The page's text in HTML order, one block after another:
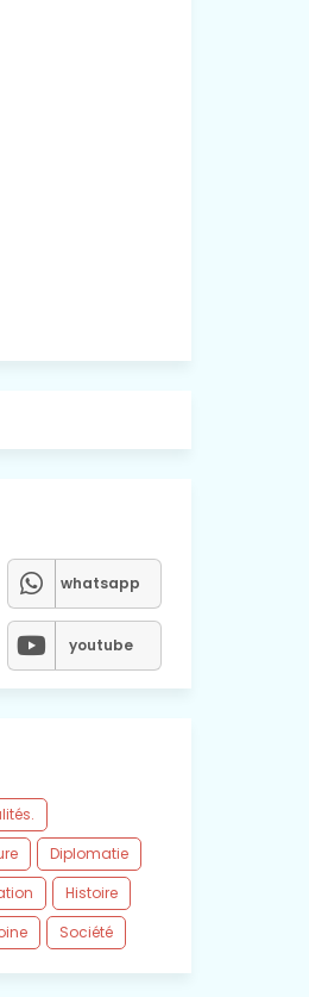
whatsapp
youtube
Diplomatie
Histoire
Société